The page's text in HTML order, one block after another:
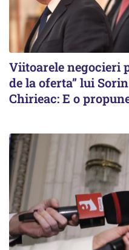
Viitoarele negocieri
de la oferta” lui
Chirieac: E o